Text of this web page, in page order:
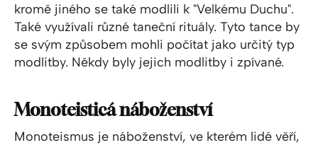
kromě jiného se také modlili k "Velkému Duchu".
Také využívali různé taneční rituály. Tyto tance by
se svým způsobem mohli počítat jako určitý typ
modlitby. Někdy byly jejich modlitby i zpívané.
Monoteisticá náboženství
Monoteismus je náboženství, ve kterém lidé věří,